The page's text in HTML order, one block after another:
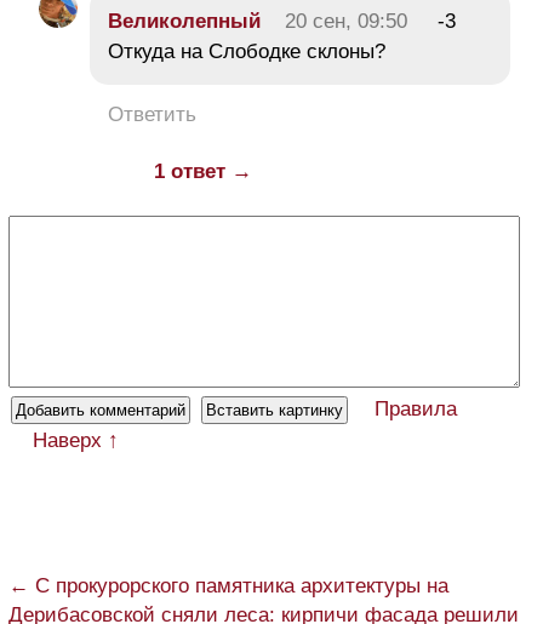
Великолепный 20 сен, 09:50
-3
Откуда на Слободке склоны?
Ответить
1 ответ →
Правила
Наверх ↑
← С прокурорского памятника архитектуры на
Дерибасовской сняли леса: кирпичи фасада решили